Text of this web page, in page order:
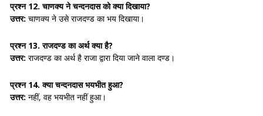
प्रश्न 12. चाणक्य ने चन्दनदास को क्या दिखाया?
उत्तर: चाणक्य ने उसेराजदण्ड का भय दिखाया।
प्रश्न 13. राजदण्ड का अर्थ क्या है?
उत्तर: राजदण्ड का अर्थ है राजा द्वारा दिया जाने वाला दण्ड ।
प्रश्न 14. क्या चन्दनदास भयभीत हुआ?
उत्तर: नहीं, वह भयभीत नहीं हुआ।